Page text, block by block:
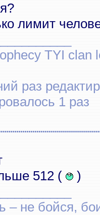
лимит
TYI clan
раз
1 раз
512 (
)
– не бойся,